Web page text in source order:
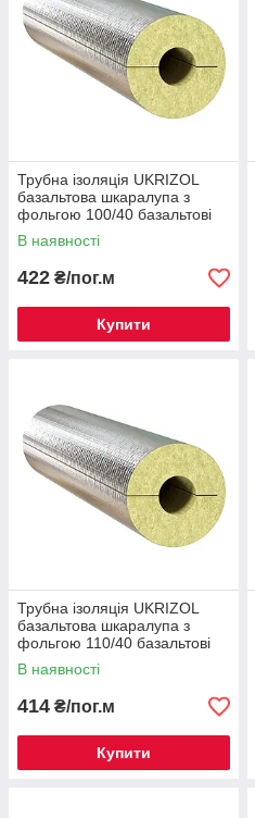
Трубна ізоляція UKRIZOL
базальтова шкаралупа з
фольгою 100/40 базальтові
циліндри
В наявності
422 ₴/пог.м
Купити
Трубна ізоляція UKRIZOL
базальтова шкаралупа з
фольгою 110/40 базальтові
циліндри
В наявності
414 ₴/пог.м
Купити